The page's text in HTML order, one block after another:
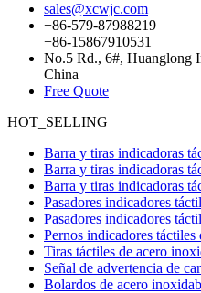
sales@xcwjc.com
+86-579-87988219
+86-15867910531
No.5 Rd., 6#, Huanglong
China
Free Quote
HOT_SELLING
Barra y tiras indicadoras
Barra y tiras indicadoras
Barra y tiras indicadoras
Pasadores indicadores
Pasadores indicadores
Pernos indicadores
Tiras táctiles de acero
Señal de advertencia de
Bolardos de acero